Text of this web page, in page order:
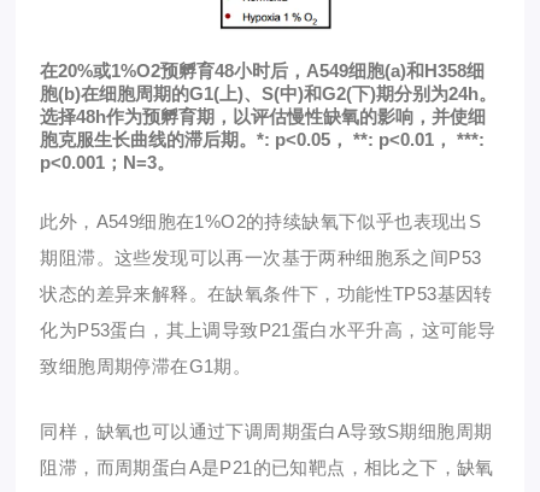
在20%或1%O2预孵育48小时后，A549细胞(a)和H358细
胞(b)在细胞周期的G1(上)、S(中)和G2(下)期分别为24h。
选择48h作为预孵育期，以评估慢性缺氧的影响，并使细
胞克服生长曲线的滞后期。*: p<0.05， **: p<0.01， ***:
p<0.001；N=3。
此外，A549细胞在1%O2的持续缺氧下似乎也表现出S
期阻滞。这些发现可以再一次基于两种细胞系之间P53
状态的差异来解释。在缺氧条件下，功能性TP53基因转
化为P53蛋白，其上调导致P21蛋白水平升高，这可能导
致细胞周期停滞在G1期。
同样， 缺氧也可以通过下调周期蛋白A导致S期细胞周期
阻滞，而周期蛋白A是P21的已知靶点，相比之下，缺氧